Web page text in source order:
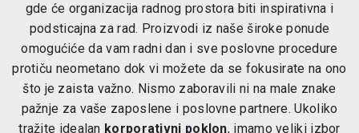
gde će organizacija radnog prostora biti inspirativna i
podsticajna za rad. Proizvodi iz naše široke ponude
omogućiće da vam radni dan i sve poslovne procedure
protiču neometano dok vi možete da se fokusirate na ono
što je zaista važno. Nismo zaboravili ni na male znake
pažnje za vaše zaposlene i poslovne partnere. Ukoliko
tražite idealan korporativni poklon, imamo veliki izbor